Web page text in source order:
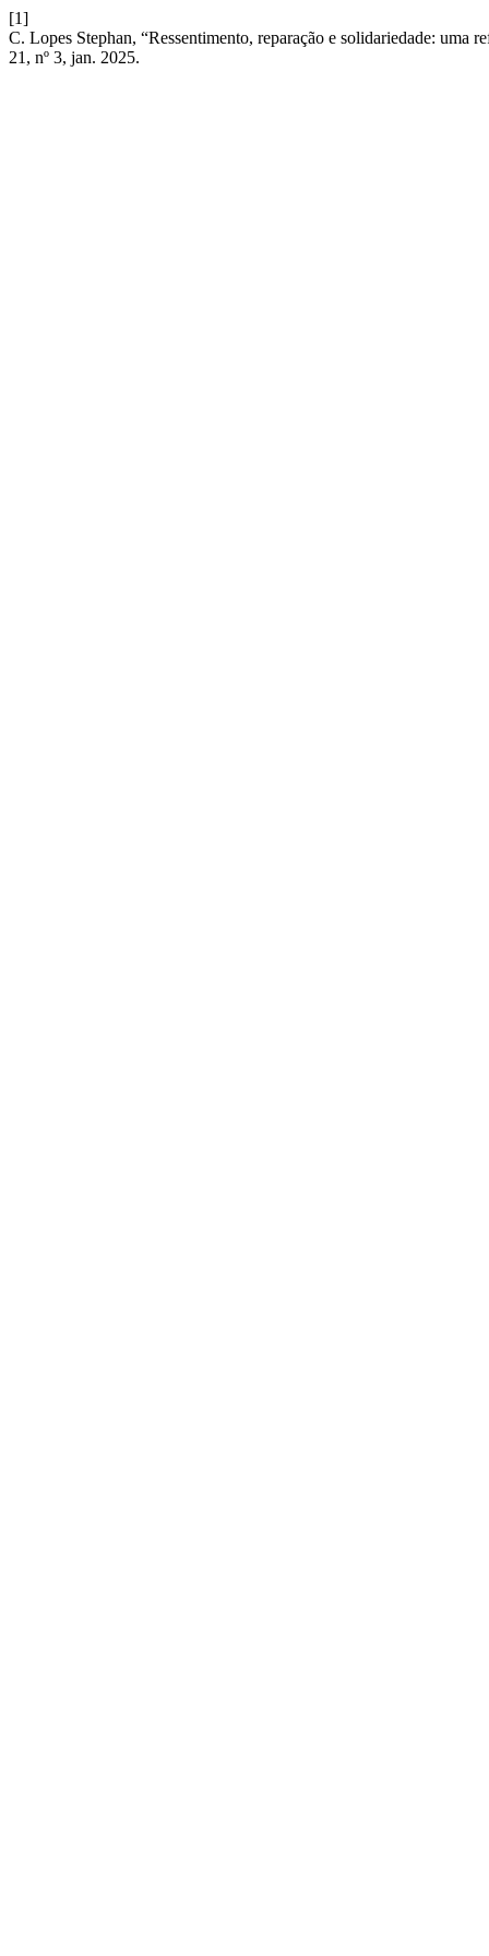
[1]
C. Lopes Stephan, “Ressentimento, reparação e solidariedade:
21, nº 3, jan. 2025.